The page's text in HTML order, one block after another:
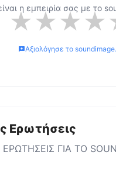
η εμπειρία σας με το
★★★★
Αξιολόγησε το
Ερωτήσεις
ΓΙΑ ΤΟ